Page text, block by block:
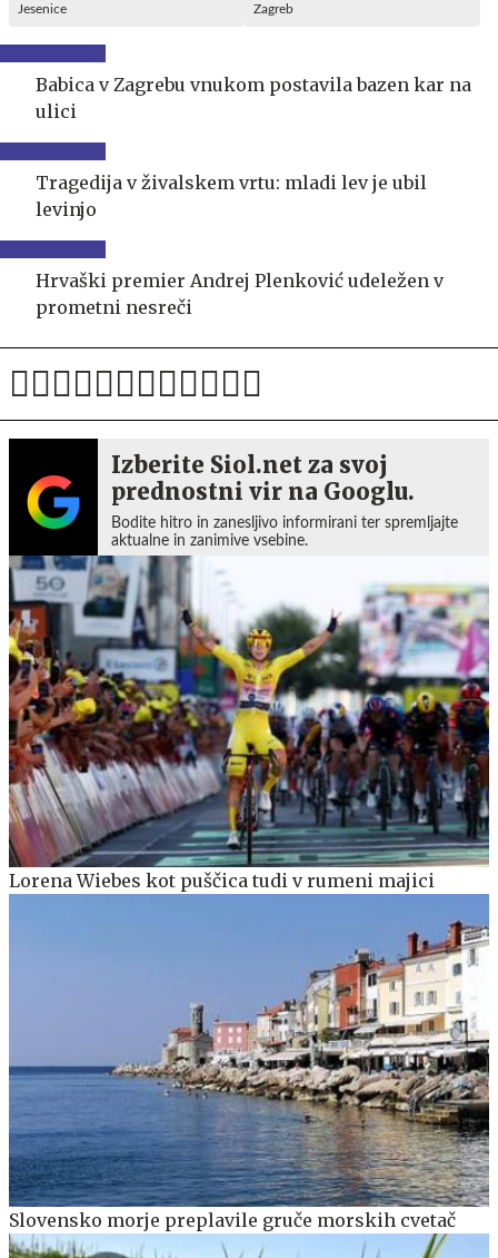
Jesenice Zagreb
Babica v Zagrebu vnukom postavila bazen kar na
ulici
Tragedija v živalskem vrtu: mladi lev je ubil
levinjo
Hrvaški premier Andrej Plenković udeležen v
prometni nesreči
Izberite Siol.net za svoj
prednostni vir na Googlu.
Bodite hitro in zanesljivo informirani ter spremljajte
aktualne in zanimive vsebine.
Lorena Wiebes kot puščica tudi v rumeni majici
Slovensko morje preplavile gruče morskih cvetač